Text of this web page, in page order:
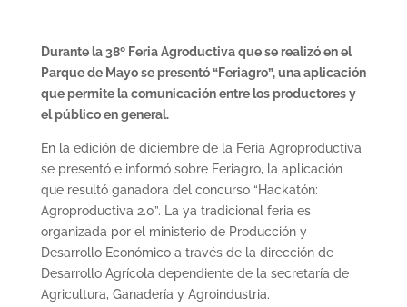
Durante la 38º Feria Agroductiva que se realizó en el
Parque de Mayo se presentó “Feriagro”, una aplicación
que permite la comunicación entre los productores y
el público en general.
En la edición de diciembre de la Feria Agroproductiva
se presentó e informó sobre Feriagro, la aplicación
que resultó ganadora del concurso “Hackatón:
Agroproductiva 2.0”. La ya tradicional feria es
organizada por el ministerio de Producción y
Desarrollo Económico a través de la dirección de
Desarrollo Agrícola dependiente de la secretaría de
Agricultura, Ganadería y Agroindustria.